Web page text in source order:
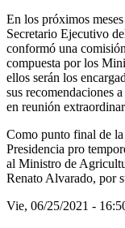
En los próximos
Secretario Ejecutivo
conformó una
compuesta por los
ellos serán los
sus recomendaciones
en reunión
Como punto final de la
Presidencia pro
al Ministro de
Renato Alvarado, por
Vie, 06/25/2021 -